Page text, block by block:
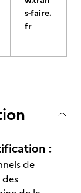
s-faire.
fr
:
de